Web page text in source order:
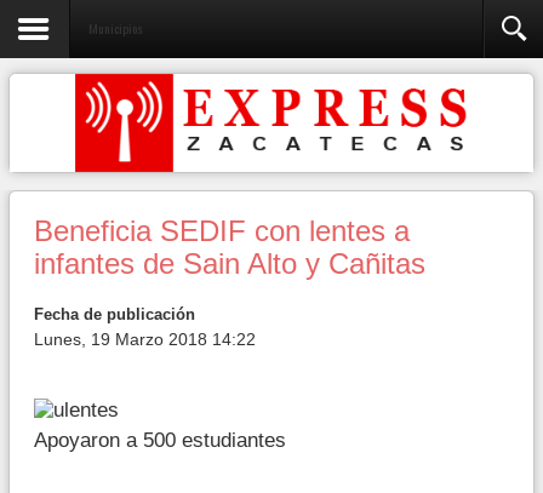
Municipios
Beneficia SEDIF con lentes a
infantes de Sain Alto y Cañitas
Fecha de publicación
Lunes, 19 Marzo 2018 14:22
Apoyaron a 500 estudiantes